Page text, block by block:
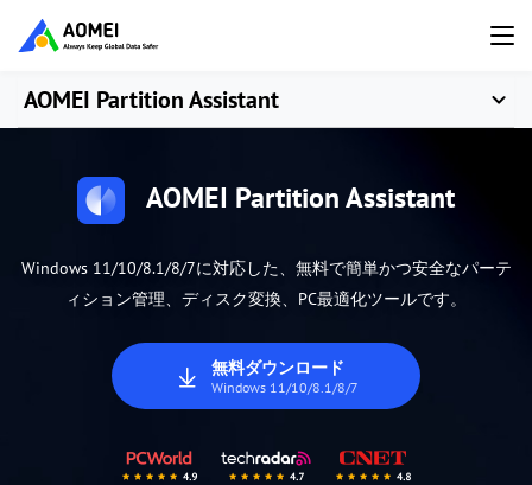
AOMEI Partition Assistant
AOMEI Partition Assistant
Windows 11/10/8.1/8/7に対応した、無料で簡単かつ安全なパーテ
ィション管理、ディスク変換、PC最適化ツールです。
無料ダウンロード
Windows 11/10/8.1/8/7